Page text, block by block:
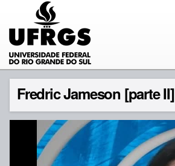
Fredric Jameson [parte II]